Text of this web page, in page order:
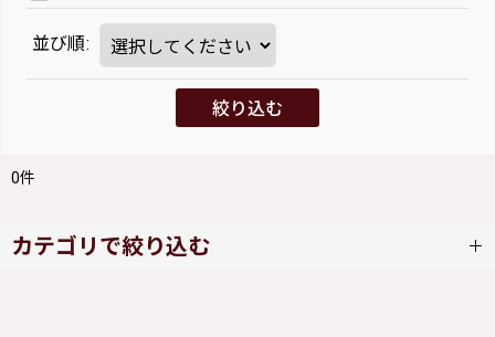
並び順:
絞り込む
0件
カテゴリで絞り込む